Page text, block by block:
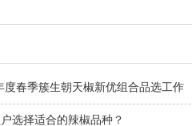
度春季簇生朝天椒新优组合品选工作
选择适合的辣椒品种？